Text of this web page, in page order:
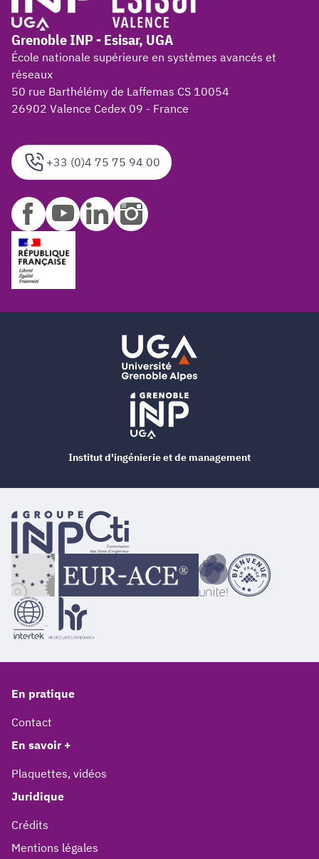
+33 (0)4 75 75 94 00
Grenoble INP - Esisar, UGA
École nationale supérieure en systèmes avancés et
réseaux
50 rue Barthélémy de Laffemas CS 10054
26902 Valence Cedex 09 - France
En pratique
Contact
En savoir +
Plaquettes, vidéos
Juridique
Crédits
Mentions légales
Institut d'ingénierie et de management